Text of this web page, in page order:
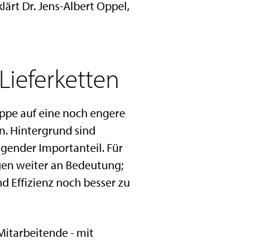
Dr. Jens-Albert Oppel,
auf eine noch engere
Hintergrund sind
Importanteil. Für
weiter an Bedeutung;
Effizienz noch besser zu
- mit